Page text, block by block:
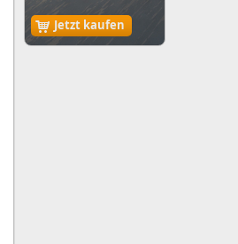
Jetzt kaufen